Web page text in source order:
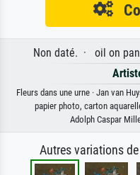
Non daté. · oil on
Fleurs dans une urne · Jan van
papier photo, carton
Adolph Caspar
Autres variations